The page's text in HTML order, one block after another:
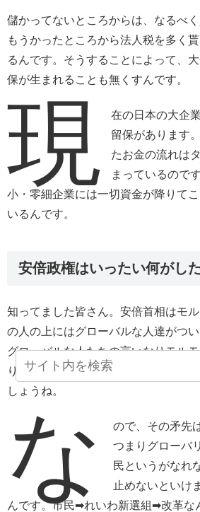
儲かってないところからは、なるべく
もうかったところから法人税を多く
るんです。そうすることによって、
保が生まれることも無くすんです。
現
在の日本の大企
留保があります
たお金の流れは
まっているので
小・零細企業には一切資金が降りて
いるんです。
安倍政権はいったい何がし
知ってました皆さん。安倍首相はモ
の人の上にはグローバルな人達がつ
グローバルな人たちの言いなりモル
り売国奴なんです。おそらくビビり
しょうね。
な
ので、その矛先
つまりグローバ
民というがなれ
止めないといけ
んです。市民➡れいわ新選組➡改革な